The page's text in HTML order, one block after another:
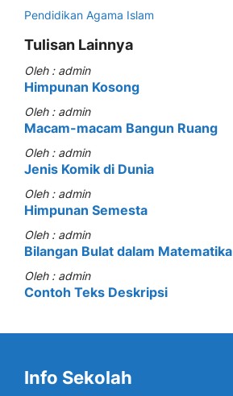
Pendidikan Agama Islam
Tulisan Lainnya
Oleh : admin
Himpunan Kosong
Oleh : admin
Macam-macam Bangun Ruang
Oleh : admin
Jenis Komik di Dunia
Oleh : admin
Himpunan Semesta
Oleh : admin
Bilangan Bulat dalam Matematika
Oleh : admin
Contoh Teks Deskripsi
Info Sekolah